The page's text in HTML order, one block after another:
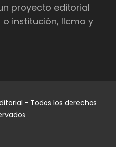
proyecto editorial
institución, llama y
- Todos los derechos